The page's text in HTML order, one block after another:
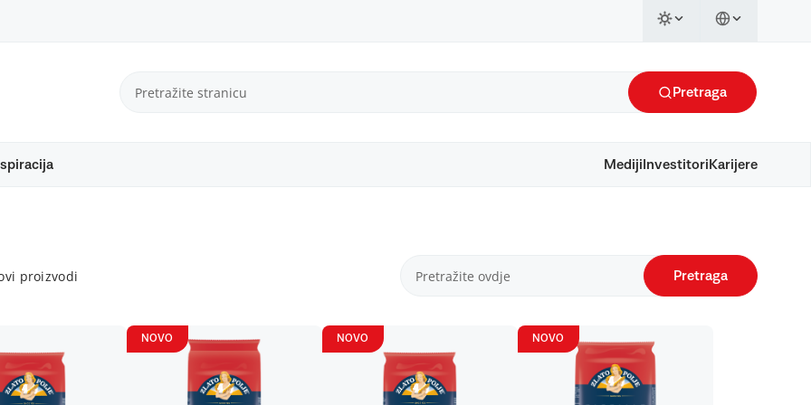
Pretraga
Mediji Investitori Karijere
proizvodi Pretraga
NOVO NOVO NOVO